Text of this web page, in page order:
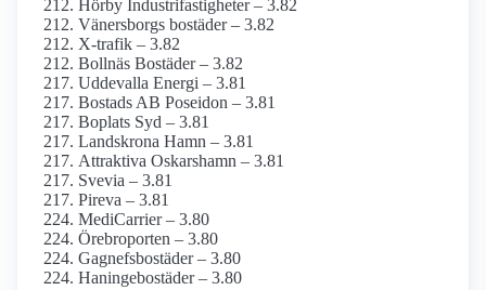
Hörby Industrifastigheter – 3.82
Vänersborgs bostäder – 3.82
X-trafik – 3.82
Bollnäs Bostäder – 3.82
Uddevalla Energi – 3.81
Bostads AB Poseidon – 3.81
Boplats Syd – 3.81
Landskrona Hamn – 3.81
Attraktiva Oskarshamn – 3.81
Svevia – 3.81
Pireva – 3.81
MediCarrier – 3.80
Örebroporten – 3.80
Gagnefsbostäder – 3.80
Haningebostäder – 3.80